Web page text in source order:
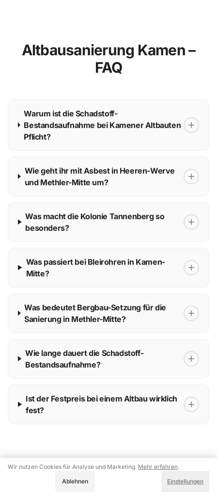
Altbausanierung Kamen –
FAQ
Warum ist die Schadstoff-
Bestandsaufnahme bei Kamener Altbauten
Pflicht?
Wie geht ihr mit Asbest in Heeren-Werve
und Methler-Mitte um?
Was macht die Kolonie Tannenberg so
besonders?
Was passiert bei Bleirohren in Kamen-
Mitte?
Was bedeutet Bergbau-Setzung für die
Sanierung in Methler-Mitte?
Wie lange dauert die Schadstoff-
Bestandsaufnahme?
Ist der Festpreis bei einem Altbau wirklich
fest?
Wir nutzen Cookies für Analyse und Marketing. Mehr erfahren.
Ablehnen Einstellungen